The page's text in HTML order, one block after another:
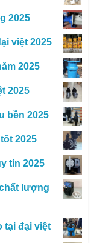
2025
việt 2025
2025
2025
bền 2025
2025
tín 2025
lượng
tại đại việt